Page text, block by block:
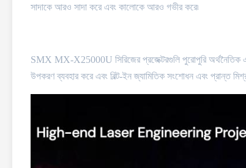
সাদাকে আরও সাদা করে এবং কালোকে আরও গভীর করে৷
SMX MX-X25000U সিরিজের প্রজেক্টরগুলি পুরোপুরি অর্থনৈতিক
উপকরণ ব্যবহার করে এবং বিল্ট-ইন জ্যামিতিক সংশোধন এবং প্রান্ত